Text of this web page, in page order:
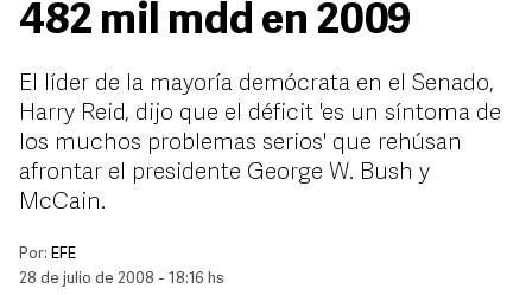
482 mil mdd en 2009
El líder de la mayoría demócrata en el Senado,
Harry Reid, dijo que el déficit 'es un síntoma de
los muchos problemas serios' que rehúsan
afrontar el presidente George W. Bush y
McCain.
Por: EFE
28 de julio de 2008 - 18:16 hs